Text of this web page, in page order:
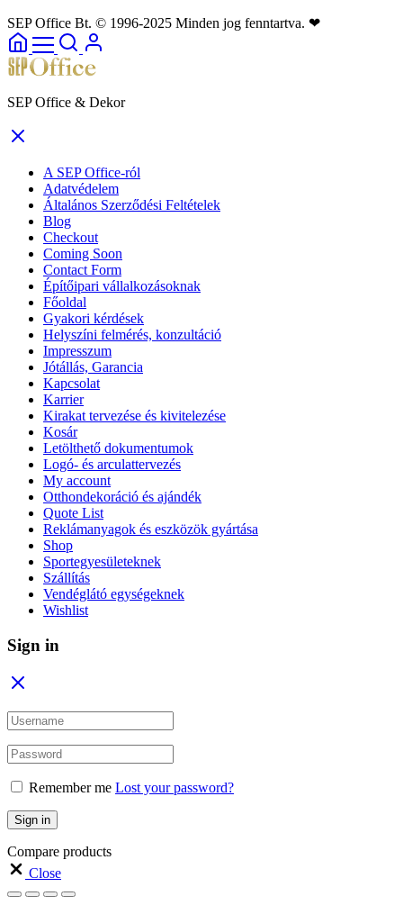
SEP Office Bt. © 1996-2025 Minden jog fenntartva. ❤
SEP Office & Dekor
A SEP Office-ról
Adatvédelem
Általános Szerződési Feltételek
Blog
Checkout
Coming Soon
Contact Form
Építőipari vállalkozásoknak
Főoldal
Gyakori kérdések
Helyszíni felmérés, konzultáció
Impresszum
Jótállás, Garancia
Kapcsolat
Karrier
Kirakat tervezése és kivitelezése
Kosár
Letölthető dokumentumok
Logó- és arculattervezés
My account
Otthondekoráció és ajándék
Quote List
Reklámanyagok és eszközök gyártása
Shop
Sportegyesületeknek
Szállítás
Vendéglátó egységeknek
Wishlist
Sign in
Remember me Lost your password?
Sign in
Compare products
Close